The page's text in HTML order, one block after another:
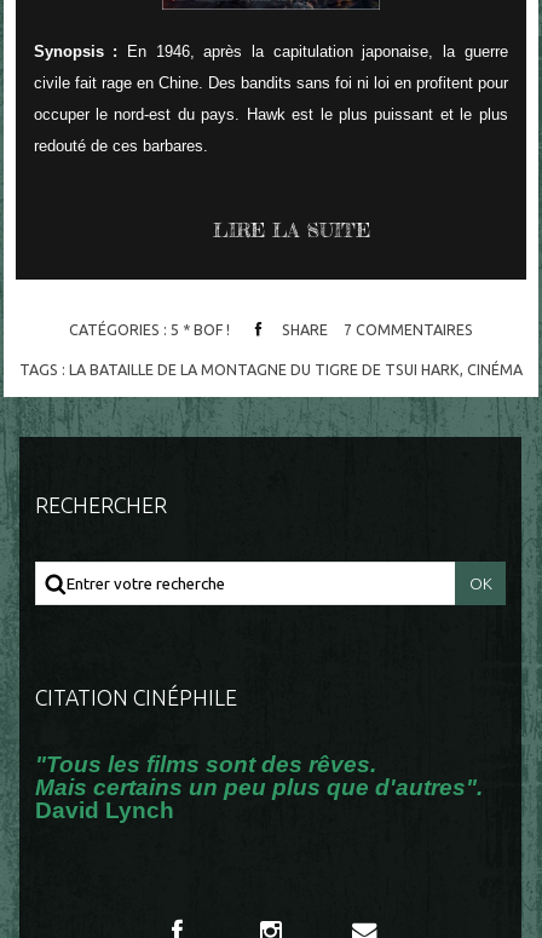
Synopsis : En 1946, après la capitulation japonaise, la guerre
civile fait rage en Chine. Des bandits sans foi ni loi en profitent pour
occuper le nord-est du pays. Hawk est le plus puissant et le plus
redouté de ces barbares.
LIRE LA SUITE
CATÉGORIES : 5 * BOF ! SHARE 7 COMMENTAIRES
TAGS : LA BATAILLE DE LA MONTAGNE DU TIGRE DE TSUI HARK, CINÉMA
RECHERCHER
CITATION CINÉPHILE
"Tous les films sont des rêves.
Mais certains un peu plus que d'autres".
David Lynch